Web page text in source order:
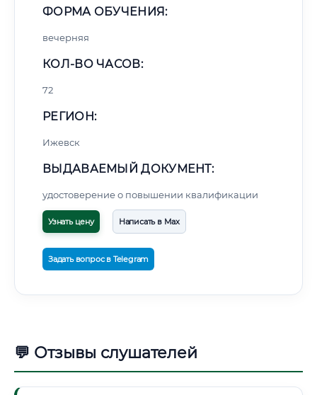
ФОРМА ОБУЧЕНИЯ:
вечерняя
КОЛ-ВО ЧАСОВ:
72
РЕГИОН:
Ижевск
ВЫДАВАЕМЫЙ ДОКУМЕНТ:
удостоверение о повышении квалификации
Узнать цену Написать в Max
Задать вопрос в Telegram
💬 Отзывы слушателей